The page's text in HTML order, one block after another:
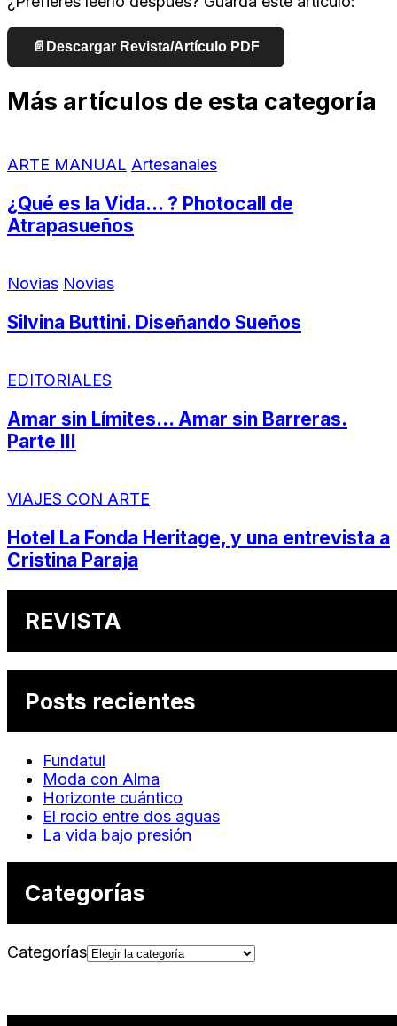
📄 Descargar Revista/Artículo PDF
Más artículos de esta categoría
ARTE MANUAL Artesanales
¿Qué es la Vida… ? Photocall de
Atrapasueños
Novias Novias
Silvina Buttini. Diseñando Sueños
EDITORIALES
Amar sin Límites… Amar sin Barreras.
Parte III
VIAJES CON ARTE
Hotel La Fonda Heritage, y una entrevista a
Cristina Paraja
REVISTA
Posts recientes
Fundatul
Moda con Alma
Horizonte cuántico
El rocio entre dos aguas
La vida bajo presión
Categorías
Categorías